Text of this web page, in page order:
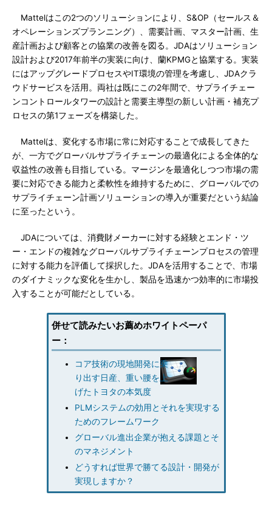
Mattelはこの2つのソリューションにより、S&OP（セールス＆
オペレーションズプランニング）、需要計画、マスター計画、生
産計画および顧客との協業の改善を図る。JDAはソリューション
設計および2017年前半の実装に向け、蘭KPMGと協業する。実装
にはアップグレードプロセスやIT環境の管理を考慮し、JDAクラ
ウドサービスを活用。両社は既にこの2年間で、サプライチェー
ンコントロールタワーの設計と需要主導型の新しい計画・補充プ
ロセスの第1フェーズを構築した。
Mattelは、変化する市場に常に対応することで成長してきた
が、一方でグローバルサプライチェーンの最適化による全体的な
収益性の改善も目指している。マージンを最適化しつつ市場の需
要に対応できる能力と柔軟性を維持するために、グローバルでの
サプライチェーン計画ソリューションの導入が重要だという結論
に至ったという。
JDAについては、消費財メーカーに対する経験とエンド・ツ
ー・エンドの複雑なグローバルサプライチェーンプロセスの管理
に対する能力を評価して採択した。JDAを活用することで、市場
のダイナミックな変化を生かし、製品を迅速かつ効率的に市場投
入することが可能だとしている。
併せて読みたいお薦めホワイトペーパ
ー：
コア技術の現地開発に乗
り出す日産、重い腰を上
げたトヨタの本気度
PLMシステムの効用とそれを実現する
ためのフレームワーク
グローバル進出企業が抱える課題とそ
のマネジメント
どうすれば世界で勝てる設計・開発が
実現しますか？